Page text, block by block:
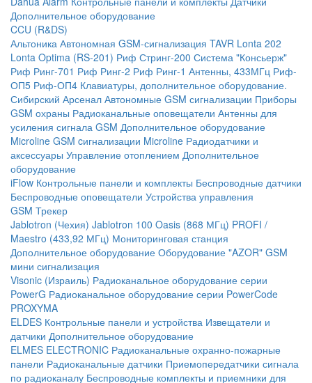
Дополнительное оборудование
CCU (R&DS)
Альтоника Автономная GSM-сигнализация TAVR Lonta 202
Lonta Optima (RS-201) Риф Стринг-200 Система "Консьерж"
Риф Ринг-701 Риф Ринг-2 Риф Ринг-1 Антенны, 433МГц Риф-
ОП5 Риф-ОП4 Клавиатуры, дополнительное оборудование.
Сибирский Арсенал Автономные GSM сигнализации Приборы
GSM охраны Радиоканальные оповещатели Антенны для
усиления сигнала GSM Дополнительное оборудование
Microline GSM cигнализации Microline Радиодатчики и
аксессуары Управление отоплением Дополнительное
оборудование
iFlow Контрольные панели и комплекты Беспроводные датчики
Беспроводные оповещатели Устройства управления
GSM Трекер
Jablotron (Чехия) Jablotron 100 Oasis (868 МГц) PROFI /
Maestro (433,92 МГц) Мониторинговая станция
Дополнительное оборудование Оборудование "AZOR" GSM
мини сигнализация
Visonic (Израиль) Радиоканальное оборудование серии
PowerG Радиоканальное оборудование серии PowerCode
PROXYMA
ELDES Контрольные панели и устройства Извещатели и
датчики Дополнительное оборудование
ELMES ELECTRONIC Радиоканальные охранно-пожарные
панели Радиоканальные датчики Приемопередатчики сигнала
по радиоканалу Беспроводные комплекты и приемники для